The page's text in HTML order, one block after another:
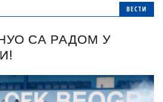
ВЕСТИ
СА РАДОМ У